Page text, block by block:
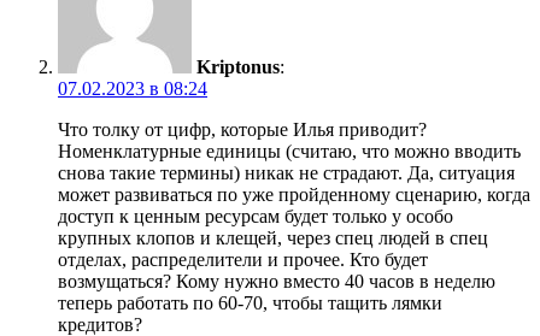
Kriptonus:
07.02.2023 в 08:24
Что толку от цифр, которые Илья приводит?
Номенклатурные единицы (считаю, что можно вводить
снова такие термины) никак не страдают. Да, ситуация
может развиваться по уже пройденному сценарию, когда
доступ к ценным ресурсам будет только у особо
крупных клопов и клещей, через спец людей в спец
отделах, распределители и прочее. Кто будет
возмущаться? Кому нужно вместо 40 часов в неделю
теперь работать по 60-70, чтобы тащить лямки
кредитов?